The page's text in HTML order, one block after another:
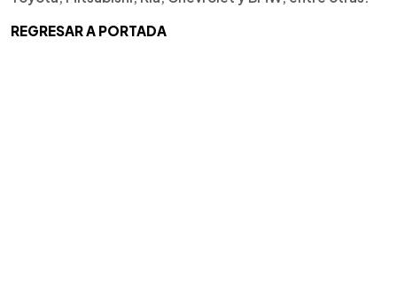
REGRESAR A PORTADA